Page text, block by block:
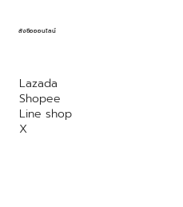
สั่งซื้อออนไลน์
Lazada
Shopee
Line shop
X